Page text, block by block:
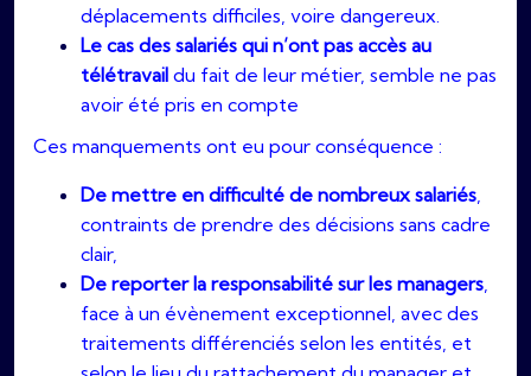
déplacements difficiles, voire dangereux.
Le cas des salariés qui n’ont pas accès au
télétravail du fait de leur métier, semble ne pas
avoir été pris en compte
Ces manquements ont eu pour conséquence :
De mettre en difficulté de nombreux salariés,
contraints de prendre des décisions sans cadre
clair,
De reporter la responsabilité sur les managers,
face à un évènement exceptionnel, avec des
traitements différenciés selon les entités, et